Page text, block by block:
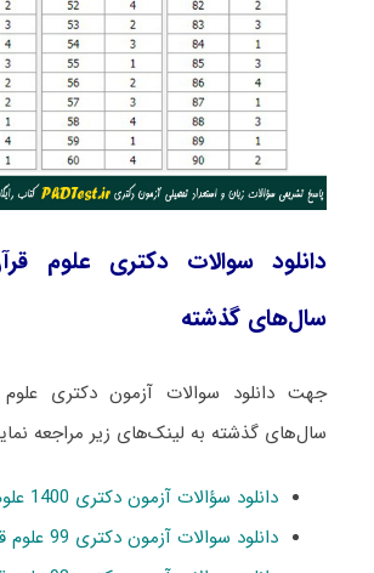
دانلود سوالات دکتری علوم
سال‌های گذشته
جهت دانلود سوالات آزمون دکتری
سال‌های گذشته به لینک‌های زیر مراجعه
دانلود سؤالات آزمون دکتری 1400 علوم قرآن و حدیث
دانلود سوالات آزمون دکتری 99 علوم قرآن و حدیث